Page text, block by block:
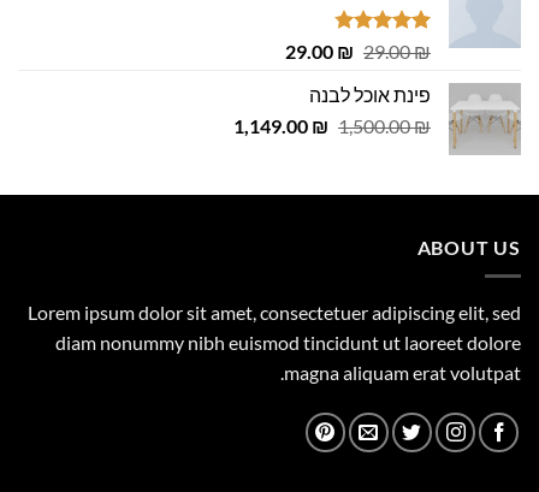
דורג4.75
29.00₪
המחיר
היה:
29.00 ₪.
29.00 ₪
המחיר
29.00 ₪.
פינת אוכל לבנה
1,500.00₪
המחיר
1,500.00 ₪.
1,149.00 ₪
המחיר
1,149.00 ₪.
ABOUT US
Lorem ipsum dolor sit amet, consectetuer adipiscing elit, sed
diam nonummy nibh euismod tincidunt ut laoreet dolore
magna aliquam erat volutpat.